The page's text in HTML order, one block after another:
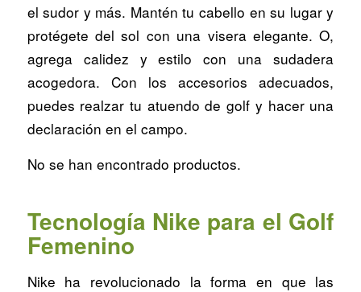
el sudor y más. Mantén tu cabello en su lugar y
protégete del sol con una visera elegante. O,
agrega calidez y estilo con una sudadera
acogedora. Con los accesorios adecuados,
puedes realzar tu atuendo de golf y hacer una
declaración en el campo.
No se han encontrado productos.
Tecnología Nike para el Golf
Femenino
Nike ha revolucionado la forma en que las